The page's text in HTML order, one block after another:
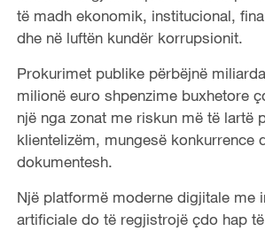
të madh ekonomik, institucional,
dhe në luftën kundër korrupsionit.
Prokurimet publike përbëjnë
milionë euro shpenzime buxhetore
një nga zonat me riskun më të lartë
klientelizëm, mungesë konkurrence
dokumentesh.
Një platformë moderne digjitale me
artificiale do të regjistrojë çdo hap